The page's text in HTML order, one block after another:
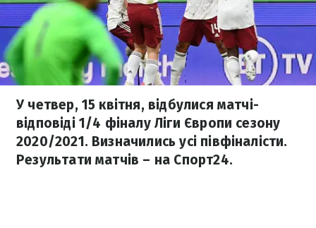
У четвер, 15 квітня, відбулися матчі-
відповіді 1/4 фіналу Ліги Європи сезону
2020/2021. Визначились усі півфіналісти.
Результати матчів – на Спорт24.